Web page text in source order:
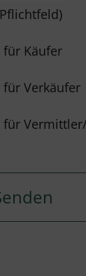
Käufer
Verkäufer
für